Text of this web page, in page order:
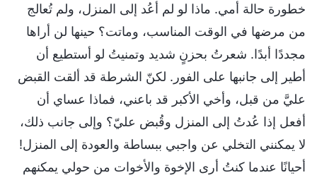
خطورة حالة أمي. ماذا لو لم أعُد إلى المنزل، ولم تُعالج
من مرضها في الوقت المناسب، وماتت؟ حينها لن أراها
مجددًا أبدًا. شعرتُ بحزنٍ شديد وتمنيتُ لو أستطيع أن
أطير إلى جانبها على الفور. لكنّ الشرطة قد ألقت القبض
عليَّ من قبل، وأخي الأكبر قد باعني، فماذا عساي أن
أفعل إذا عُدتُ إلى المنزل وقُبض عليّ؟ وإلى جانب ذلك،
لا يمكنني التخلي عن واجبي ببساطة والعودة إلى المنزل!
أحيانًا عندما كنتُ أرى الإخوة والأخوات من حولي يمكنهم